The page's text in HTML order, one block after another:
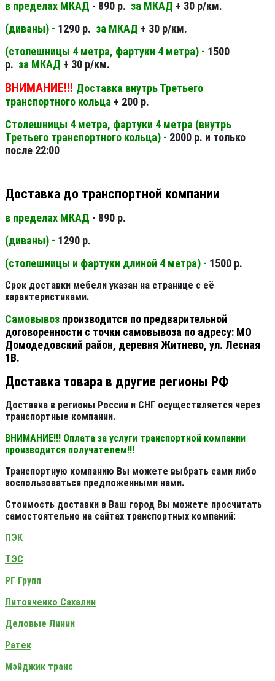
в пределах МКАД - 890 р. за МКАД + 30 р/км.
(диваны) - 1290 р. за МКАД + 30 р/км.
(столешницы 4 метра, фартуки 4 метра) - 1500
р. за МКАД + 30 р/км.
ВНИМАНИЕ!!! Доставка внутрь Третьего
транспортного кольца + 200 р.
Столешницы 4 метра, фартуки 4 метра (внутрь
Третьего транспортного кольца) - 2000 р. и только
после 22:00
Доставка до транспортной компании
в пределах МКАД - 890 р.
(диваны) - 1290 р.
(столешницы и фартуки длиной 4 метра) - 1500 р.
Срок доставки мебели указан на странице с её
характеристиками.
Самовывоз производится по предварительной
договоренности с точки самовывоза по адресу: МО
Домодедовский район, деревня Житнево, ул. Лесная
1В.
Доставка товара в другие регионы РФ
Доставка в регионы России и СНГ осуществляется через
транспортные компании.
ВНИМАНИЕ!!! Оплата за услуги транспортной компании
производится получателем!!!
Транспортную компанию Вы можете выбрать сами либо
воспользоваться предложенными нами.
Стоимость доставки в Ваш город Вы можете просчитать
самостоятельно на сайтах транспортных компаний:
ПЭК
ТЭС
РГ Групп
Литовченко Сахалин
Деловые Линии
Ратек
Мэйджик транс